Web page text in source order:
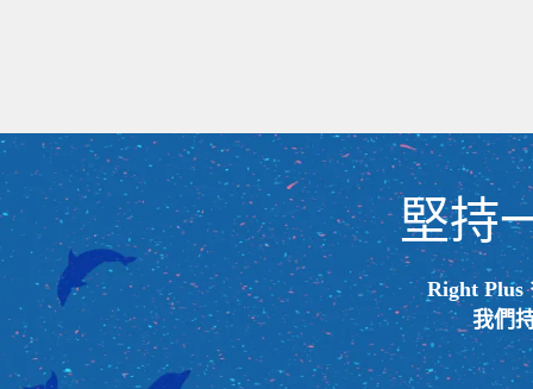
堅持
Right Plus
我們